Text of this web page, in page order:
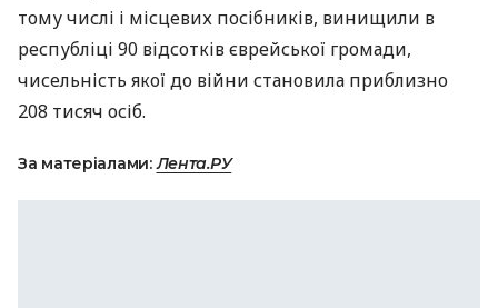
тому числі і місцевих посібників, винищили в
республіці 90 відсотків єврейської громади,
чисельність якої до війни становила приблизно
208 тисяч осіб.
За матеріалами:Лента.РУ